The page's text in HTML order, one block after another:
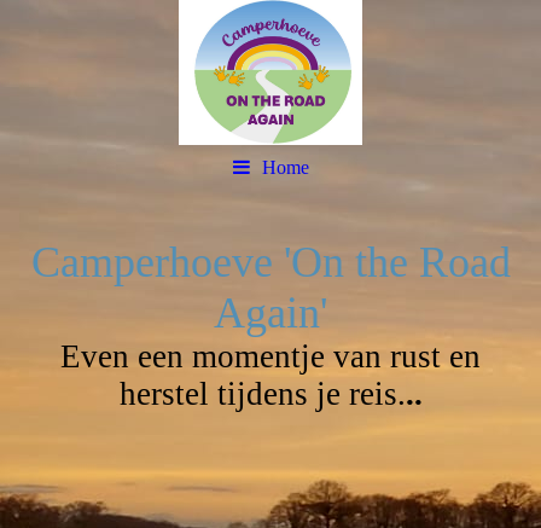
Home
Camperhoeve 'On the Road
Again'
Even een momentje van rust en
herstel tijdens je reis...